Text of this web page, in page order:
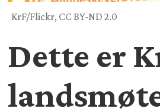
KrF/Flickr, CC BY-ND 2.0
Dette er